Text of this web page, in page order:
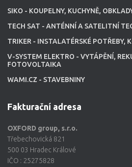
SIKO - KOUPELNY, KUCHYNĚ,
TECH SAT - ANTÉNNÍ A SATELITNÍ
TRIKER - INSTALATÉRSKÉ POTŘEBY,
V-SYSTEM ELEKTRO - VYTÁPĚNÍ,
FOTOVOLTAIKA
WAMI.CZ - STAVEBNINY
Fakturační adresa
OXFORD group, s.r.o.
Třebechovická 821
500 03 Hradec Králové
IČO : 25275828